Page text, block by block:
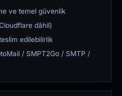
ve temel güvenlik
dâhil)
edilebilirlik
/ SMPT2Go / SMTP /